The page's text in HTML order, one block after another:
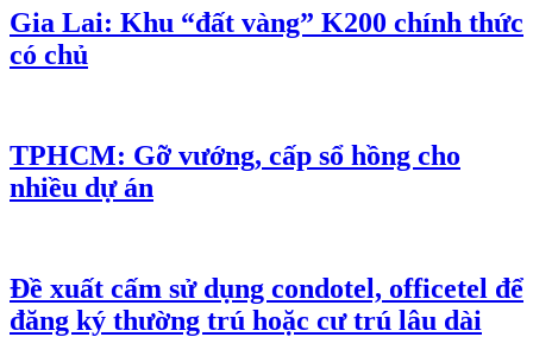
Gia Lai: Khu “đất vàng” K200 chính thức
có chủ
TPHCM: Gỡ vướng, cấp sổ hồng cho
nhiều dự án
Đề xuất cấm sử dụng condotel, officetel để
đăng ký thường trú hoặc cư trú lâu dài